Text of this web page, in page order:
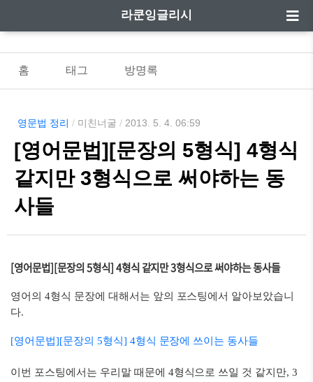
라쿤잉글리시
홈 태그 방명록
영문법 정리 / 미친너굴 / 2013. 5. 4. 06:59
[영어문법][문장의 5형식] 4형식
같지만 3형식으로 써야하는 동
사들
[영어문법][문장의 5형식] 4형식 같지만 3형식으로 써야하는 동사들
영어의 4형식 문장에 대해서는 앞의 포스팅에서 알아보았습니
다.
[영어문법][문장의 5형식] 4형식 문장에 쓰이는 동사들
이번 포스팅에서는 우리말 때문에 4형식으로 쓰일 것 같지만, 3